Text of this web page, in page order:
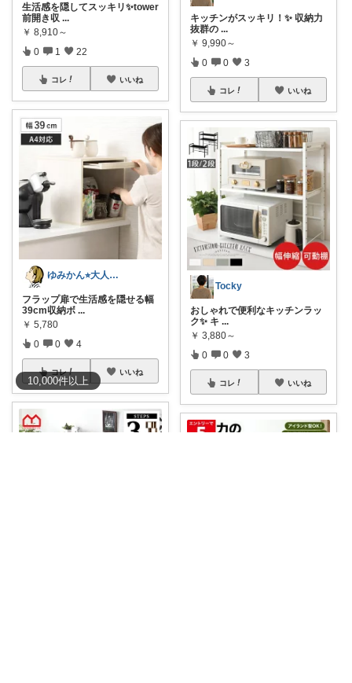
10,000件以上
生活感を隠してスッキリ✨tower
前開き収 ...
￥ 8,910～
0 1 22
コレ いいね
ゆみかん⭐︎大人の暮らし研究室
フラップ扉で生活感を隠せる幅
39cm収納ボ ...
￥ 5,780
0 0 4
コレ いいね
キッチンがスッキリ！✨ 収納力
抜群の ...
￥ 9,990～
0 0 3
コレ いいね
Tocky
おしゃれで便利なキッチンラッ
ク✨ キ ...
￥ 3,880～
0 0 3
コレ いいね